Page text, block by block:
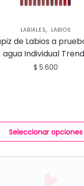
LABIALES, LABIOS
de Labios a
agua Individual
$ 5.600
Seleccionar opciones